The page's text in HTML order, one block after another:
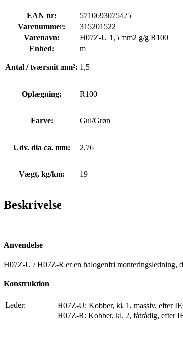
EAN nr:
5710693075425
Varenummer:
315201522
Varenavn:
H07Z-U 1,5 mm2 g/g R100
Enhed:
m
Antal / tværsnit mm²: 1,5
Oplægning: R100
Farve: Gul/Grøn
Udv. dia ca. mm: 2,76
Vægt, kg/km: 19
Beskrivelse
Anvendelse
H07Z-U / H07Z-R er en halogenfri monteringsledning,
Konstruktion
Leder:
H07Z-U: Kobber, kl. 1, massiv. efter
H07Z-R: Kobber, kl. 2, fåtrådig, efter